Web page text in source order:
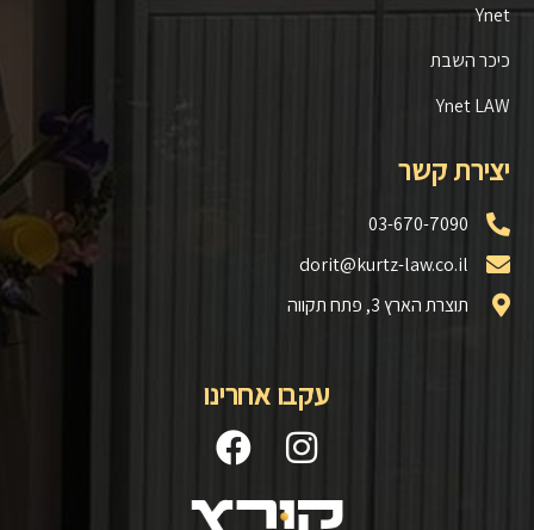
Ynet
כיכר השבת
Ynet LAW
יצירת קשר
03-670-7090
dorit@kurtz-law.co.il
תוצרת הארץ 3, פתח תקווה
עקבו אחרינו